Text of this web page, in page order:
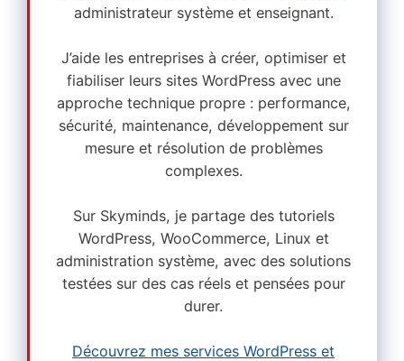
administrateur système et enseignant.
J’aide les entreprises à créer, optimiser et
fiabiliser leurs sites WordPress avec une
approche technique propre : performance,
sécurité, maintenance, développement sur
mesure et résolution de problèmes
complexes.
Sur Skyminds, je partage des tutoriels
WordPress, WooCommerce, Linux et
administration système, avec des solutions
testées sur des cas réels et pensées pour
durer.
Découvrez mes services WordPress et